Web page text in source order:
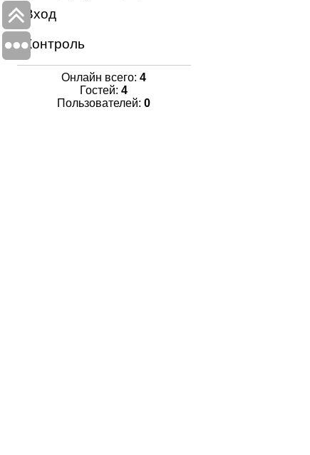
Вход
Контроль
Онлайн всего: 4
Гостей: 4
Пользователей: 0